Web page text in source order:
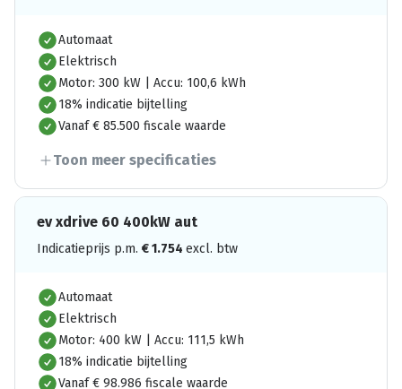
Automaat
Elektrisch
Motor: 300 kW | Accu: 100,6 kWh
18% indicatie bijtelling
Vanaf € 85.500 fiscale waarde
Toon meer specificaties
ev xdrive 60 400kW aut
Indicatieprijs p.m. €1.754 excl. btw
Automaat
Elektrisch
Motor: 400 kW | Accu: 111,5 kWh
18% indicatie bijtelling
Vanaf € 98.986 fiscale waarde